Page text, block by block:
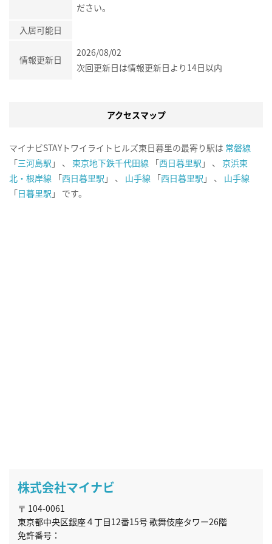
ださい。
入居可能日
情報更新日
2026/08/02
次回更新日は情報更新日より14日以内
アクセスマップ
マイナビSTAYトワイライトヒルズ東日暮里の最寄り駅は 常磐線
「三河島駅 」 、 東京地下鉄千代田線 「西日暮里駅 」 、 京浜東
北・根岸線 「西日暮里駅 」 、 山手線 「西日暮里駅 」 、 山手線
「日暮里駅 」 です。
株式会社マイナビ
〒 104-0061
東京都中央区銀座４丁目12番15号 歌舞伎座タワー26階
免許番号：